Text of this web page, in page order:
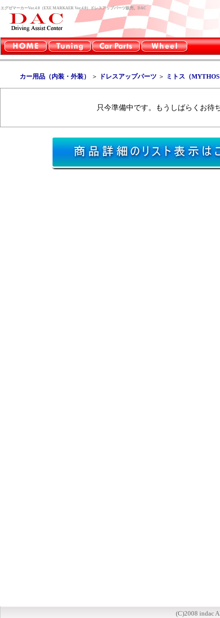
エグゼマーカーVer.4.0（EXE MARKAER Ver.4.0）ドレスアップパーツ販売。DAC
カー用品（内装・外装） ＞ ドレスアップパーツ ＞ ミトス（
只今準備中です。もうしばらくお待
(C)2008 indac